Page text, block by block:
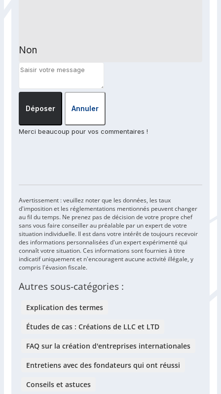
Non
Déposer Annuler
Merci beaucoup pour vos commentaires !
Avertissement : veuillez noter que les données, les taux
d'imposition et les réglementations mentionnés peuvent changer
au fil du temps. Ne prenez pas de décision de votre propre chef
sans vous faire conseiller au préalable par un expert de votre
situation individuelle. Il est dans votre intérêt de toujours recevoir
des informations personnalisées d'un expert expérimenté qui
connaît votre situation. Ces informations sont fournies à titre
indicatif uniquement et n'encouragent aucune activité illégale, y
compris l'évasion fiscale.
Autres sous-catégories :
Explication des termes
Études de cas : Créations de LLC et LTD
FAQ sur la création d'entreprises internationales
Entretiens avec des fondateurs qui ont réussi
Conseils et astuces